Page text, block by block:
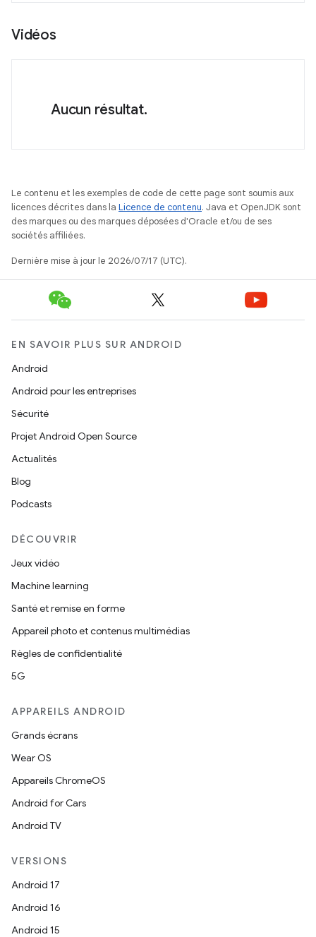
Vidéos
Aucun résultat.
Le contenu et les exemples de code de cette page sont soumis aux
licences décrites dans la Licence de contenu. Java et OpenJDK sont
des marques ou des marques déposées d'Oracle et/ou de ses
sociétés affiliées.
Dernière mise à jour le 2026/07/17 (UTC).
EN SAVOIR PLUS SUR ANDROID
Android
Android pour les entreprises
Sécurité
Projet Android Open Source
Actualités
Blog
Podcasts
DÉCOUVRIR
Jeux vidéo
Machine learning
Santé et remise en forme
Appareil photo et contenus multimédias
Règles de confidentialité
5G
APPAREILS ANDROID
Grands écrans
Wear OS
Appareils ChromeOS
Android for Cars
Android TV
VERSIONS
Android 17
Android 16
Android 15